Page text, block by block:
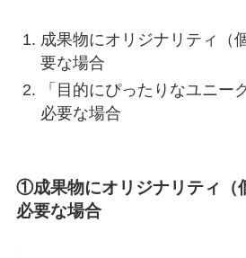
成果物にオリジナリティ（
要な場合
「目的にぴったりなユニー
必要な場合
①成果物にオリジナリティ（
必要な場合